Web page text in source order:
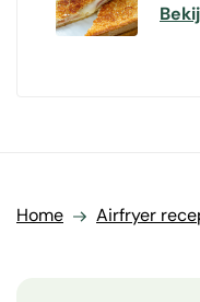
Home Airfryer